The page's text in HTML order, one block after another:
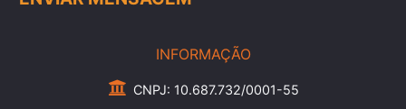
INFORMAÇÃO
CNPJ: 10.687.732/0001-55